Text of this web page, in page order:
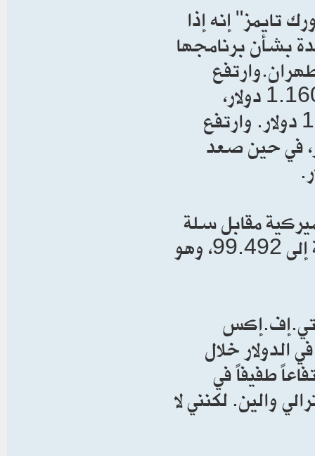
تايمز" إنه إذا
بشأن برنامجها
اليورو 0.35 في المئة ⁠في التعاملات الآسيوية إلى 1.1607 دولار،
وصعد ‌الجنيه الإسترليني 0.3 في المئة ‌إلى 1.3448 دولار. وارتفع
​0.50 في المئة إلى ‌0.7075 دولار، في حين صعد
مقابل سلة
من العملات بما في ذلك الين واليورو، 0.31 في المئة إلى 99.492، وهو
خلال
طفيفاً في
والين. لكنني لا